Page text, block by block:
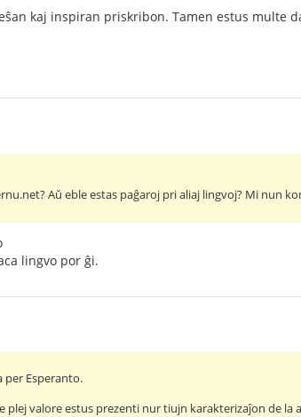
kaj inspiran priskribon. Tamen estus multe
Aŭ eble estas paĝaroj pri aliaj lingvoj? Mi nun
lingvo por ĝi.
per Esperanto.
valore estus prezenti nur tiujn karakterizaĵon de la